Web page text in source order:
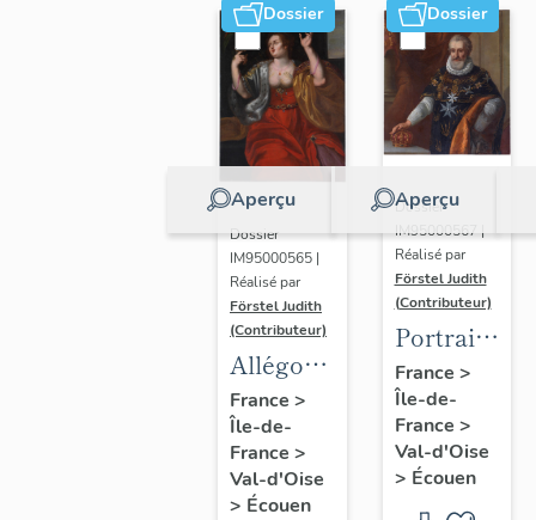
Dossier
Aperçu
Dossier
IM95000565 |
Réalisé par
Förstel Judith
(Contributeur)
Allégories
du
Toucher
et de la
Vue.
France >
Île-de-
France >
Val-d'Oise
> Écouen
Dossier
Aperçu
Dossier
IM95000567 |
Réalisé par
Förstel Judith
(Contributeur)
Portrait
du roi
Henri IV
France >
Île-de-
France >
Val-d'Oise
> Écouen